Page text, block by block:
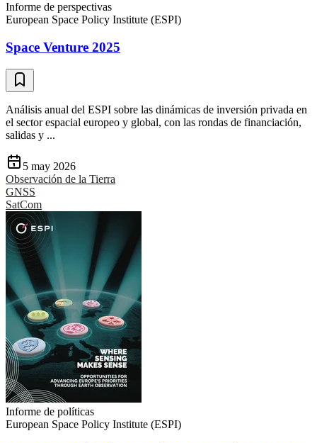
Informe de perspectivas
European Space Policy Institute (ESPI)
Space Venture 2025
Análisis anual del ESPI sobre las dinámicas de inversión privada en
el sector espacial europeo y global, con las rondas de financiación,
salidas y ...
5 may 2026
Observación de la Tierra
GNSS
SatCom
Informe de políticas
European Space Policy Institute (ESPI)